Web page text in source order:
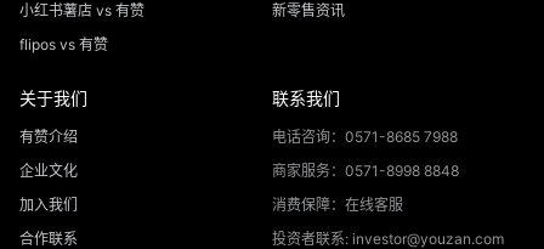
小红书薯店 vs 有赞
flipos vs 有赞
新零售资讯
关于我们
有赞介绍
企业文化
加入我们
合作联系
联系我们
电话咨询：0571-8685 7988
商家服务：0571-8998 8848
消费保障：在线客服
投资者联系: investor@youzan.com